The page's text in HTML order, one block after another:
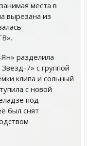
места в
вырезана из
разделила
7» с группой
клипа и сольный
с новой
под
был снят